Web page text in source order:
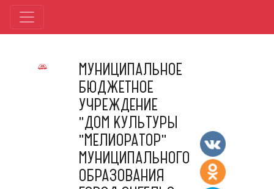
МУНИЦИПАЛЬНОЕ
БЮДЖЕТНОЕ
УЧРЕЖДЕНИЕ
"ДОМ КУЛЬТУРЫ
"МЕЛИОРАТОР"
МУНИЦИПАЛЬНОГО
ОБРАЗОВАНИЯ